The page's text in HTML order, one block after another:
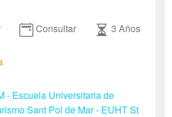
Consultar 3 Años
- Escuela Universitaria de
Sant Pol de Mar - EUHT St